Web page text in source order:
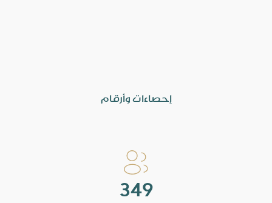
إحصاءات وأرقام
360